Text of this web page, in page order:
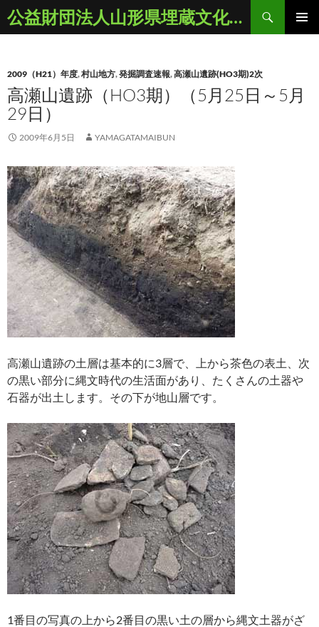
ン
ツ
へ
ス
ッ
公益財団法人山形県埋蔵文化財センター
検
索
2009（H21）年度,村山地方,発掘調査速報,高瀬山遺跡(HO3期)2次
高瀬山遺跡（HO3期）（5月25日～5月
29日）
2009年6月5日 YAMAGATAMAIBUN
高瀬山遺跡の土層は基本的に3層で、上から茶色の表土、次
の黒い部分に縄文時代の生活面があり、たくさんの土器や
石器が出土します。その下が地山層です。
1番目の写真の上から2番目の黒い土の層から縄文土器がざ